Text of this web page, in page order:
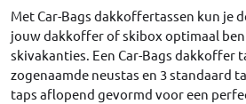
Met Car-Bags dakkoffertassen kun je
jouw dakkoffer of skibox optimaal
skivakanties. Een Car-Bags dakkoffer
zogenaamde neustas en 3 standaard
taps aflopend gevormd voor een